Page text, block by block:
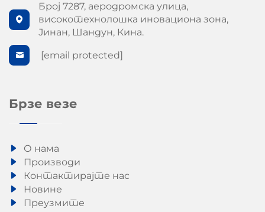
Број 7287, аеродромска улица,
високотехнолошка иновациона зона,
Јинан, Шандун, Кина.
[email protected]
Брзе везе
О нама
Производи
Контактирајте нас
Новине
Преузмите